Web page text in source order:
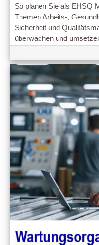
So planen Sie als EHSQ
Themen Arbeits-,
Sicherheit und
überwachen und